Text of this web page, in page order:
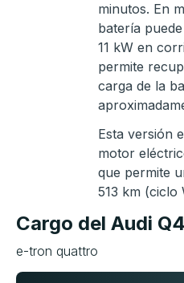
minutos. En
batería
11 kW en
permite
carga de la
Esta versión
motor
que permite
513 km (ciclo
Cargo del Audi
e-tron quattro